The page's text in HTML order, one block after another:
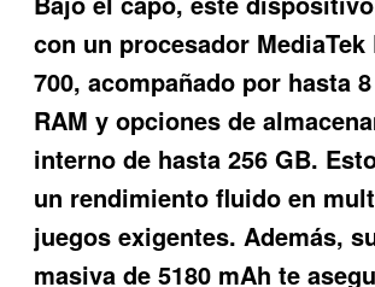
con un procesador
700, acompañado por hasta
RAM y opciones de
interno de hasta 256 GB.
un rendimiento fluido en
juegos exigentes. Además,
masiva de 5180 mAh te